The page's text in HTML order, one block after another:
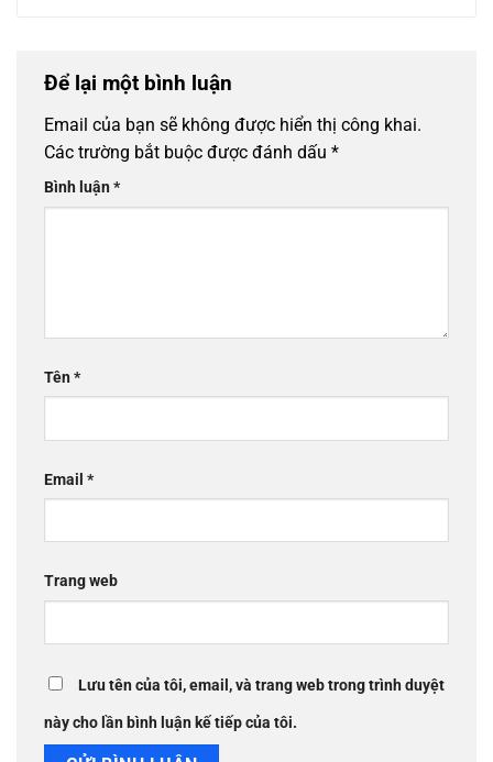
Để lại một bình luận
Email của bạn sẽ không được hiển thị công khai.
Các trường bắt buộc được đánh dấu *
Bình luận*
Tên*
Email *
Trang web
Lưu tên của tôi, email, và trang web trong trình duyệt
này cho lần bình luận kế tiếp của tôi.